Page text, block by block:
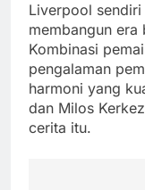
Liverpool
membangun
Kombinasi
pengalaman
harmoni yang
dan Milos
cerita itu.